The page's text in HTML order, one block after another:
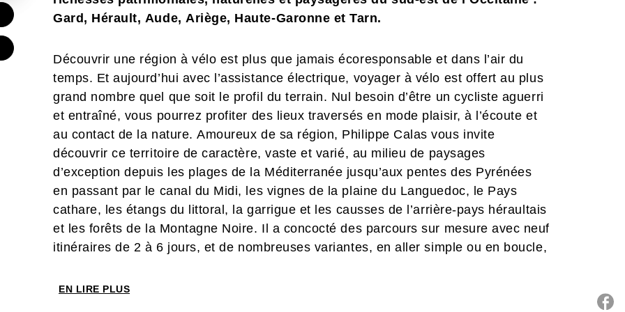
Gard, Hérault, Aude, Ariège, Haute-Garonne et Tarn.
Découvrir une région à vélo est plus que jamais écoresponsable et dans l’air du
temps. Et aujourd’hui avec l’assistance électrique, voyager à vélo est offert au plus
grand nombre quel que soit le profil du terrain. Nul besoin d’être un cycliste aguerri
et entraîné, vous pourrez profiter des lieux traversés en mode plaisir, à l’écoute et
au contact de la nature. Amoureux de sa région, Philippe Calas vous invite
découvrir ce territoire de caractère, vaste et varié, au milieu de paysages
d’exception depuis les plages de la Méditerranée jusqu’aux pentes des Pyrénées
en passant par le canal du Midi, les vignes de la plaine du Languedoc, le Pays
cathare, les étangs du littoral, la garrigue et les causses de l’arrière-pays héraultais
et les forêts de la Montagne Noire. Il a concocté des parcours sur mesure avec neuf
itinéraires de 2 à 6 jours, et de nombreuses variantes, en aller simple ou en boucle,
Au total, ce ne sont pas moins de 1800 km avec des trajets qui vont d’une centaine
EN LIRE PLUS